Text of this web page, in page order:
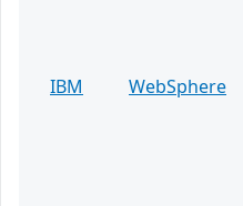
IBM
WebSphere